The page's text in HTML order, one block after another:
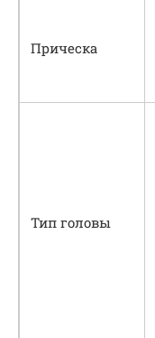
Прическа
Тип головы